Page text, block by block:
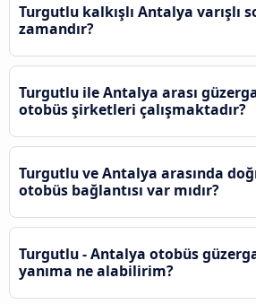
Turgutlu kalkışlı Antalya varışlı
zamandır?
Turgutlu ile Antalya arası
otobüs şirketleri çalışmaktadır?
Turgutlu ve Antalya arasında
otobüs bağlantısı var mıdır?
Turgutlu - Antalya otobüs
yanıma ne alabilirim?